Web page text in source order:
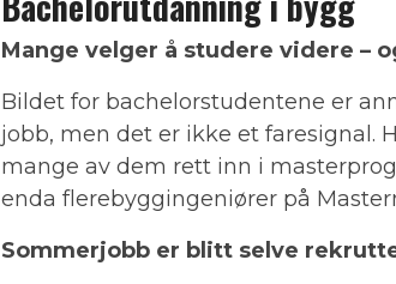
Mange velger å studere videre –
Bildet for bachelorstudentene er
jobb, men det er ikke et faresignal.
mange av dem rett inn i
enda flerebyggingeniører på
Sommerjobb er blitt selve